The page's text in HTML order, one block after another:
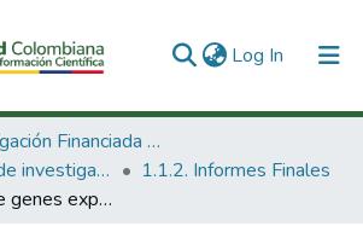
Log In (current)
1. Investigación Financiada con Recursos Públicos
1.1 Productos de investigación
1.1.2. Informes Finales
Identificación de genes expresados durante la fase estacionaria de crecimiento de Mycobacterium tuberculosis